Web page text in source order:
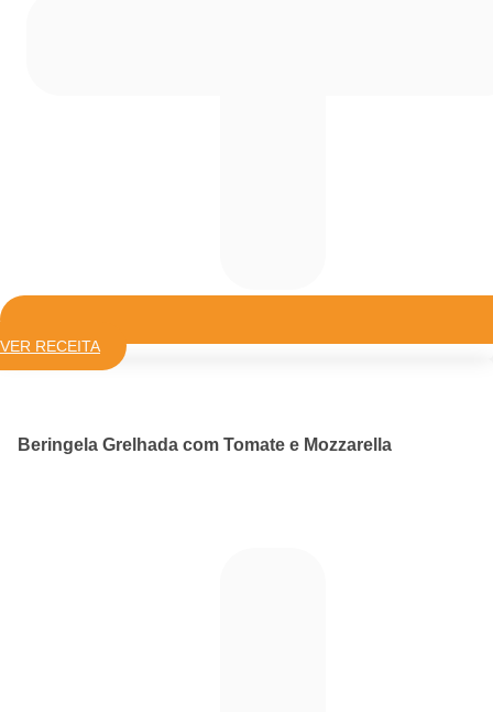
VER RECEITA
Beringela Grelhada com Tomate e Mozzarella